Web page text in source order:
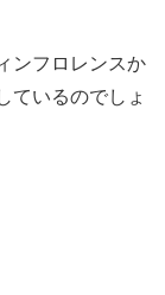
ンフロレンスか
ているのでしょ